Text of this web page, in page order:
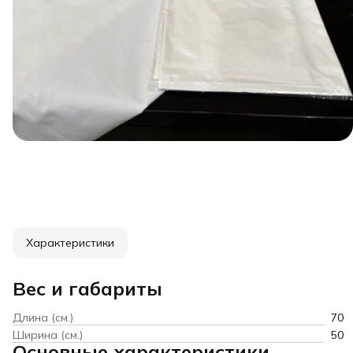
Характеристики
Вес и габариты
Длина (см.)
70
Ширина (см.)
50